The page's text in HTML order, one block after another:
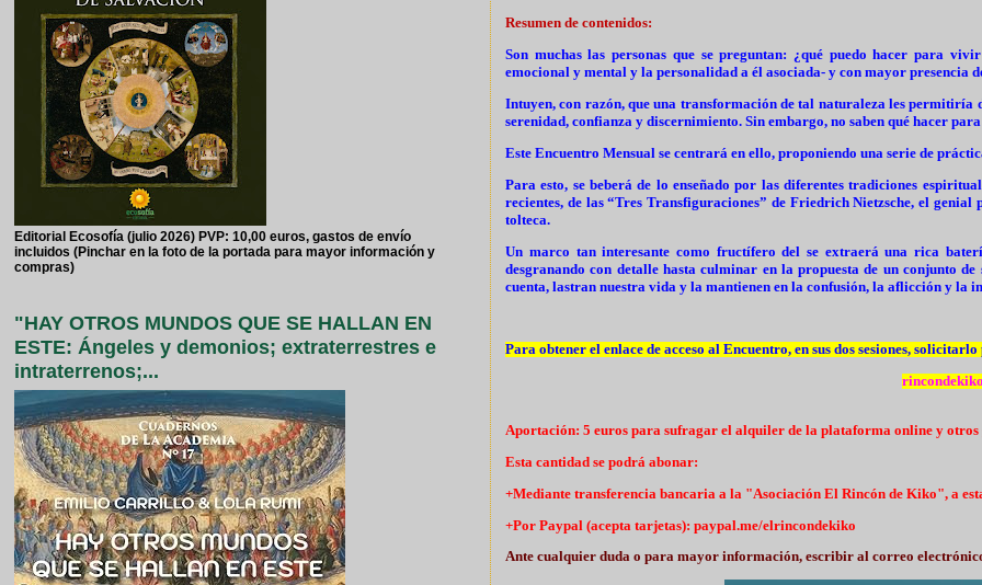
Resumen de contenidos:
Son muchas las personas que se preguntan: ¿qué puedo hacer para
emocional y mental y la personalidad a él asociada- y con mayor presencia
Intuyen, con razón, que una transformación de tal naturaleza les
serenidad, confianza y discernimiento. Sin embargo, no saben qué hacer
Este Encuentro Mensual se centrará en ello, proponiendo una serie de
Para esto, se beberá de lo enseñado por las diferentes tradiciones
recientes, de las “Tres Transfiguraciones” de Friedrich Nietzsche, el
tolteca.
Un marco tan interesante como fructífero del se extraerá una rica
desgranando con detalle hasta culminar en la propuesta de un conjunto
cuenta, lastran nuestra vida y la mantienen en la confusión, la aflicción y la
Para obtener el enlace de acceso al Encuentro, en sus dos sesiones,
Aportación: 5 euros para sufragar el alquiler de la plataforma online y otros
Esta cantidad se podrá abonar:
+Mediante transferencia bancaria a la "Asociación El Rincón de Kiko", a
+Por Paypal (acepta tarjetas): paypal.me/elrincondekiko
Ante cualquier duda o para mayor información, escribir al correo
Editorial Ecosofía (julio 2026) PVP: 10,00 euros, gastos de envío
incluidos (Pinchar en la foto de la portada para mayor información y
compras)
"HAY OTROS MUNDOS QUE SE HALLAN EN
ESTE: Ángeles y demonios; extraterrestres e
intraterrenos;...